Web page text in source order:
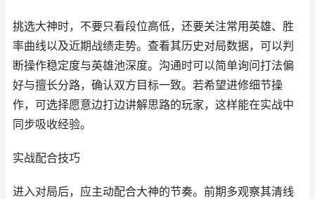
挑选大神时，不要只看段位高低，还要关注常用英雄、胜
率曲线以及近期战绩走势。查看其历史对局数据，可以判
断操作稳定度与英雄池深度。沟通时可以简单询问打法偏
好与擅长分路，确认双方目标一致。若希望进修细节操
作，可选择愿意边打边讲解思路的玩家，这样能在实战中
同步吸收经验。
实战配合技巧
进入对局后，应主动配合大神的节奏。前期多观察其清线